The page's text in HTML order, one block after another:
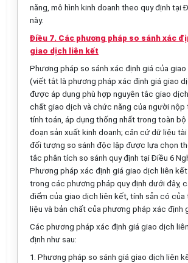
năng, mô hình kinh doanh theo quy định tại
này.
Điều 7. Các phương pháp so sánh xác
giao dịch liên kết
Phương pháp so sánh xác định giá của giao
(viết tắt là phương pháp xác định giá giao
được áp dụng phù hợp nguyên tắc giao
chất giao dịch và chức năng của người
tính toán, áp dụng thống nhất trong toàn bộ
đoạn sản xuất kinh doanh; căn cứ dữ liệu
đối tượng so sánh độc lập được lựa chọn
tắc phân tích so sánh quy định tại Điều 6
Phương pháp xác định giá giao dịch liên
trong các phương pháp quy định dưới đây,
điểm của giao dịch liên kết, tính sẵn có của
liệu và bản chất của phương pháp xác định
Các phương pháp xác định giá giao dịch
định như sau:
1. Phương pháp so sánh giá giao dịch liên